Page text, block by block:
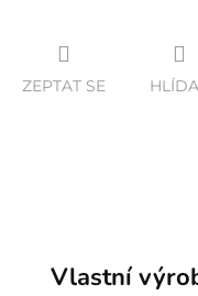
ZEPTAT SE
Vlastní